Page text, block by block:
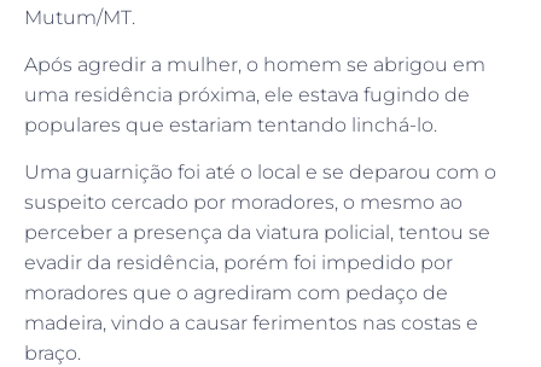
Mutum/MT.
Após agredir a mulher, o homem se abrigou em
uma residência próxima, ele estava fugindo de
populares que estariam tentando linchá-lo.
Uma guarnição foi até o local e se deparou com o
suspeito cercado por moradores, o mesmo ao
perceber a presença da viatura policial, tentou se
evadir da residência, porém foi impedido por
moradores que o agrediram com pedaço de
madeira, vindo a causar ferimentos nas costas e
braço.